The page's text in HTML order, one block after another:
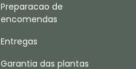
Preparacao de
encomendas
Entregas
Garantia das plantas